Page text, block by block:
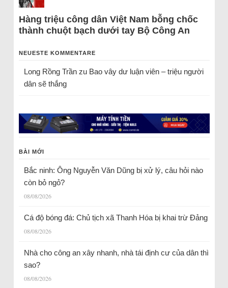
Hàng triệu công dân Việt Nam bỗng chốc
thành chuột bạch dưới tay Bộ Công An
NEUESTE KOMMENTARE
Long Rồng Trầnzu Bao vây dư luận viên – triệu người
dân sẽ thắng
BÀI MỚI
Bắc ninh: Ông Nguyễn Văn Dũng bị xử lý, câu hỏi nào
còn bỏ ngỏ?
08/08/2026
Cá độ bóng đá: Chủ tịch xã Thanh Hóa bị khai trừ Đảng
08/08/2026
Nhà cho công an xây nhanh, nhà tái định cư của dân thì
sao?
08/08/2026